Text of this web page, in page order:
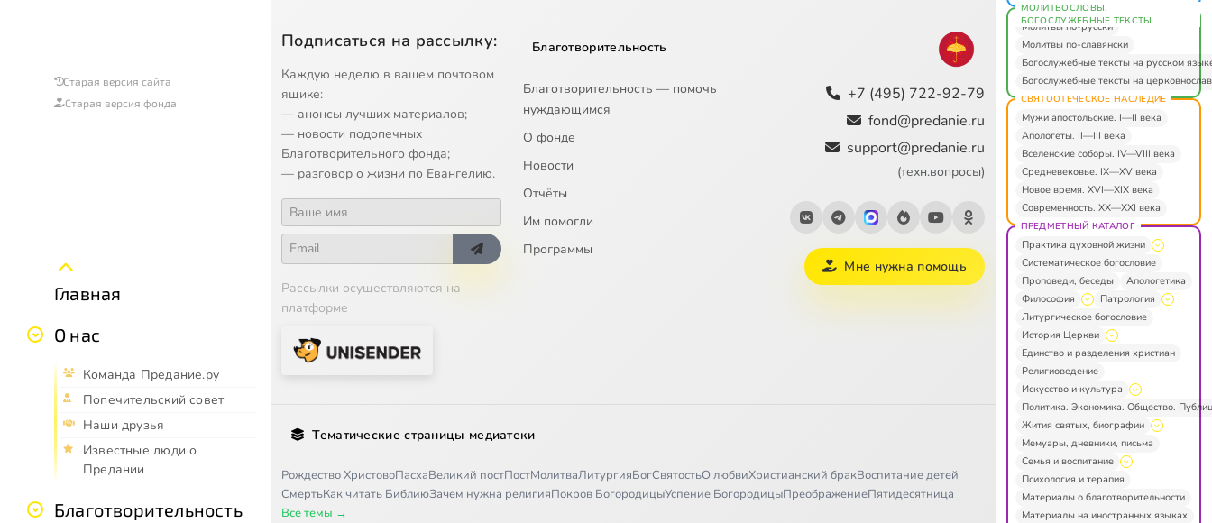
Старая версия сайта
Старая версия фонда
Главная
О нас
Команда Предание.ру
Попечительский совет
Наши друзья
Известные люди о
Предании
Благотворительность
Подписаться на рассылку:
Каждую неделю в вашем почтовом
ящике:
— анонсы лучших материалов;
— новости подопечных
Благотворительного фонда;
— разговор о жизни по Евангелию.
Рассылки осуществляются на
платформе
Благотворительность
Благотворительность — помочь
нуждающимся
О фонде
Новости
Отчёты
Им помогли
Программы
+7 (495) 722-92-79
fond@predanie.ru
support@predanie.ru
(техн.вопросы)
Мне нужна помощь
Тематические страницы медиатеки
Рождество ХристовоПасхаВеликий постПостМолитваЛитургияБогСвятостьО любвиХристианский бракВоспитание детей
СмертьКак читать БиблиюЗачем нужна религияПокров БогородицыУспение БогородицыПреображениеПятидесятница
Все темы →
МОЛИТВОСЛОВЫ.
БОГОСЛУЖЕБНЫЕ ТЕКСТЫ
Молитвы по-русски
Молитвы по-славянски
Богослужебные тексты на русском
Богослужебные тексты на
СВЯТООТЕЧЕСКОЕ НАСЛЕДИЕ
Мужи апостольские. I—II века
Апологеты. II—III века
Вселенские соборы. IV—VIII века
Средневековье. IX—XV века
Новое время. XVI—XIX века
Современность. XX—XXI века
ПРЕДМЕТНЫЙ КАТАЛОГ
Практика духовной жизни
Систематическое богословие
Проповеди, беседы
Апологетика
Философия
Патрология
Литургическое богословие
История Церкви
Единство и разделения христиан
Религиоведение
Искусство и культура
Политика. Экономика. Общество.
Жития святых, биографии
Мемуары, дневники, письма
Семья и воспитание
Психология и терапия
Материалы о благотворительности
Материалы на иностранных языках